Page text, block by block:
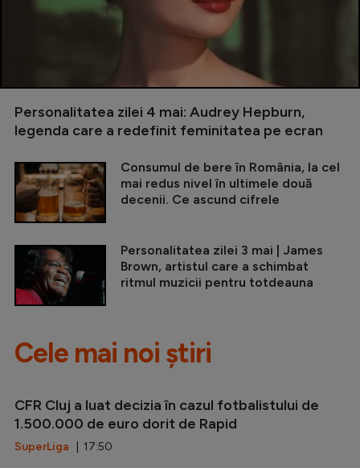
Personalitatea zilei 4 mai: Audrey Hepburn,
legenda care a redefinit feminitatea pe ecran
Consumul de bere în România, la cel
mai redus nivel în ultimele două
decenii. Ce ascund cifrele
Personalitatea zilei 3 mai | James
Brown, artistul care a schimbat
ritmul muzicii pentru totdeauna
Cele mai noi știri
CFR Cluj a luat decizia în cazul fotbalistului de
1.500.000 de euro dorit de Rapid
SuperLiga | 17:50